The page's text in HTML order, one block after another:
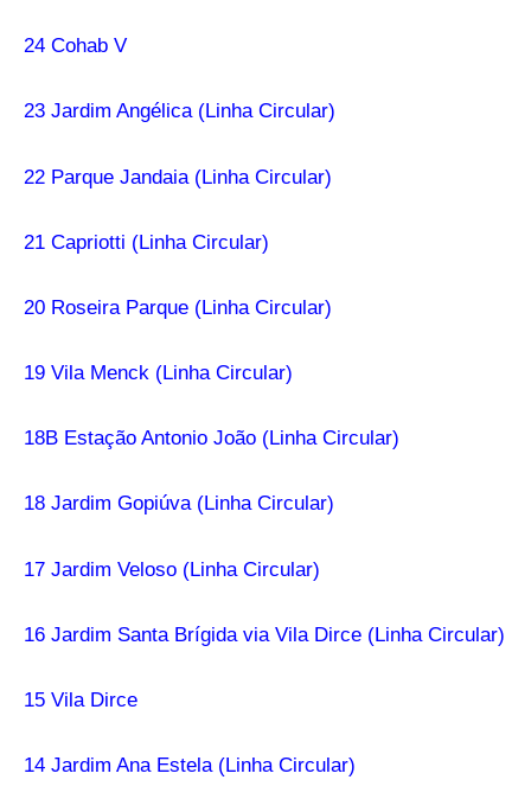
24 Cohab V
23 Jardim Angélica (Linha Circular)
22 Parque Jandaia (Linha Circular)
21 Capriotti (Linha Circular)
20 Roseira Parque (Linha Circular)
19 Vila Menck (Linha Circular)
18B Estação Antonio João (Linha Circular)
18 Jardim Gopiúva (Linha Circular)
17 Jardim Veloso (Linha Circular)
16 Jardim Santa Brígida via Vila Dirce (Linha Circular)
15 Vila Dirce
14 Jardim Ana Estela (Linha Circular)